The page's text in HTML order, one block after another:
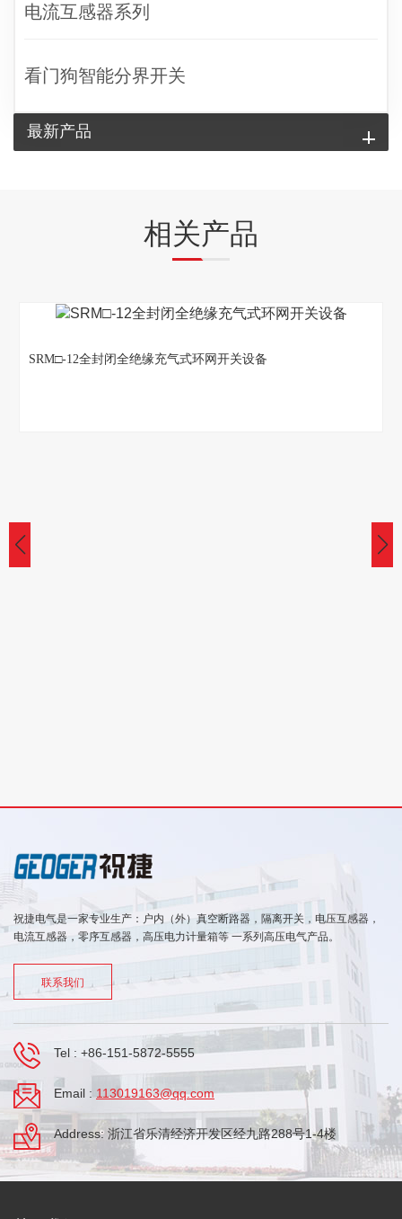
电流互感器系列
看门狗智能分界开关
最新产品
相关产品
SRM□-12全封闭全绝缘充气式环网开关设备
祝捷电气是一家专业生产：户内（外）真空断路器，隔离开关，电压互感器，
电流互感器，零序互感器，高压电力计量箱等 一系列高压电气产品。
联系我们
Tel : +86-151-5872-5555
Email : 113019163@qq.com
Address: 浙江省乐清经济开发区经九路288号1-4楼